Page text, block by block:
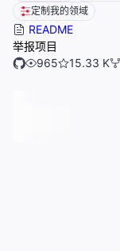
定制我的领域
README
举报项目
965
15.33 K